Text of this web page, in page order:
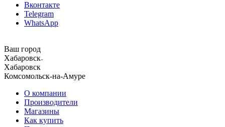
Вконтакте
Telegram
WhatsApp
Ваш город
Хабаровск
Хабаровск
Комсомольск-на-Амуре
О компании
Производители
Магазины
Как купить